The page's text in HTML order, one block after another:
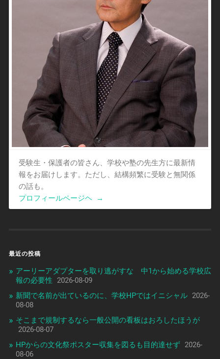
受験生・保護者の皆さん、学校や塾の先生方に最新情
報をお届けします。ただし、結構頻繁に受験と無関係
の話も。
プロフィールページヘ
→
最近の投稿
アーリーアダプターを取り逃がすな 中1から始める学校広
報の必要性
2026-08-09
新聞で名前が出ているのに、学校HPではイニシャル 2026-
08-08
そこまで規制するなら一般公開の看板はおろしたほうが
2026-08-07
HPからの文化祭ポスター収集を図るも目的達せず 2026-
08-06